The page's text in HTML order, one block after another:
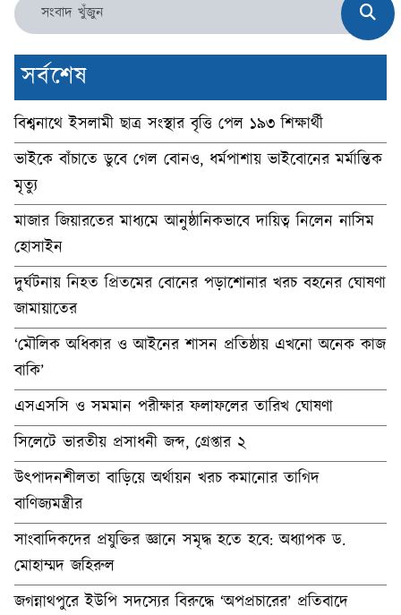
সর্বশেষ
বিশ্বনাথে ইসলামী ছাত্র সংস্থার বৃত্তি পেল ১৯৩ শিক্ষার্থী
ভাইকে বাঁচাতে ডুবে গেল বোনও, ধর্মপাশায় ভাইবোনের মর্মান্তিক
মৃত্যু
মাজার জিয়ারতের মাধ্যমে আনুষ্ঠানিকভাবে দায়িত্ব নিলেন নাসিম
হোসাইন
দুর্ঘটনায় নিহত প্রিতমের বোনের পড়াশোনার খরচ বহনের ঘোষণা
জামায়াতের
‘মৌলিক অধিকার ও আইনের শাসন প্রতিষ্ঠায় এখনো অনেক কাজ
বাকি’
এসএসসি ও সমমান পরীক্ষার ফলাফলের তারিখ ঘোষণা
সিলেটে ভারতীয় প্রসাধনী জব্দ, গ্রেপ্তার ২
উৎপাদনশীলতা বাড়িয়ে অর্থায়ন খরচ কমানোর তাগিদ
বাণিজ্যমন্ত্রীর
সাংবাদিকদের প্রযুক্তির জ্ঞানে সমৃদ্ধ হতে হবে: অধ্যাপক ড.
মোহাম্মদ জহিরুল
জগন্নাথপুরে ইউপি সদস্যের বিরুদ্ধে ‘অপপ্রচারের’ প্রতিবাদে